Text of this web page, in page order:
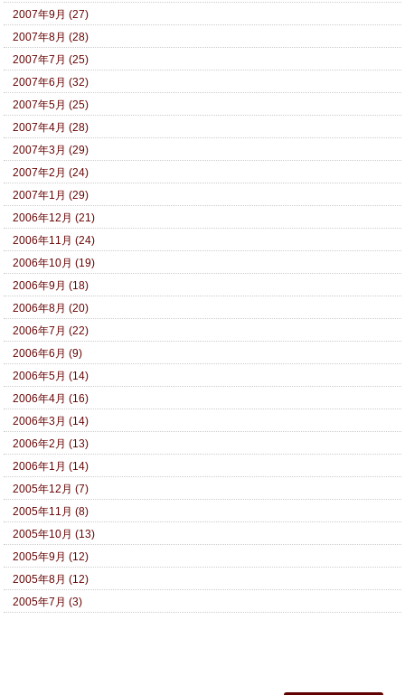
2007年9月 (27)
2007年8月 (28)
2007年7月 (25)
2007年6月 (32)
2007年5月 (25)
2007年4月 (28)
2007年3月 (29)
2007年2月 (24)
2007年1月 (29)
2006年12月 (21)
2006年11月 (24)
2006年10月 (19)
2006年9月 (18)
2006年8月 (20)
2006年7月 (22)
2006年6月 (9)
2006年5月 (14)
2006年4月 (16)
2006年3月 (14)
2006年2月 (13)
2006年1月 (14)
2005年12月 (7)
2005年11月 (8)
2005年10月 (13)
2005年9月 (12)
2005年8月 (12)
2005年7月 (3)